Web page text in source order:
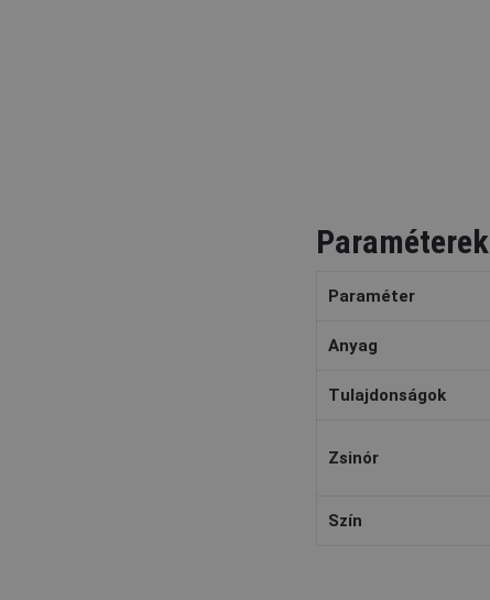
Paraméterek
Paraméter
Anyag
Tulajdonságok
Zsinór
Szín